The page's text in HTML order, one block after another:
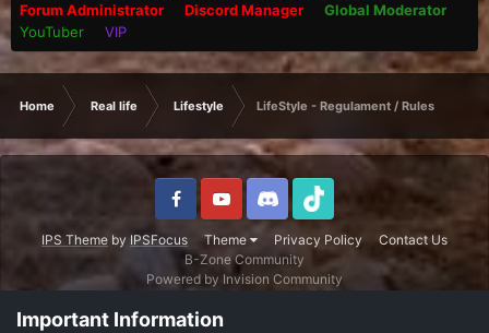
Forum Administrator
Discord Manager
Global Moderator
YouTuber
VIP
Home Real life Lifestyle LifeStyle - Regulament / Rules
IPS Theme by IPSFocus Theme Privacy Policy
Contact Us
B-Zone Community
Powered by Invision Community
Important Information